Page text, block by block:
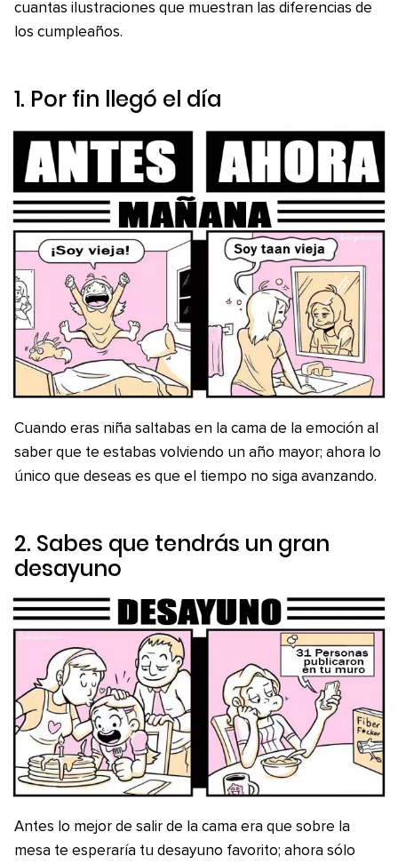
cuantas ilustraciones que muestran las diferencias de
los cumpleaños.
1. Por fin llegó el día
Cuando eras niña saltabas en la cama de la emoción al
saber que te estabas volviendo un año mayor; ahora lo
único que deseas es que el tiempo no siga avanzando.
2. Sabes que tendrás un gran
desayuno
Antes lo mejor de salir de la cama era que sobre la
mesa te esperaría tu desayuno favorito; ahora sólo